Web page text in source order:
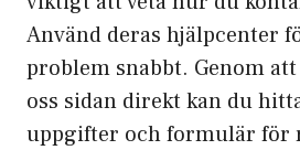
Använd deras hjälpcenter
problem snabbt. Genom
oss sidan direkt kan du
uppgifter och formulär för